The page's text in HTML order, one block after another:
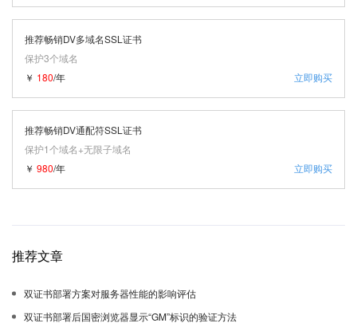
推荐畅销DV多域名SSL证书
保护3个域名
立即购买
￥ 180/年
推荐畅销DV通配符SSL证书
保护1个域名+无限子域名
立即购买
￥ 980/年
推荐文章
双证书部署方案对服务器性能的影响评估
双证书部署后国密浏览器显示“GM”标识的验证方法